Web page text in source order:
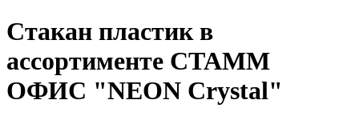
Стакан пластик в
ассортименте СТАММ
ОФИС "NEON Crystal"